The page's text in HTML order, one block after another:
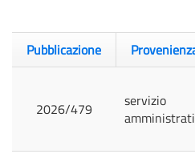
Pubblicazione
2026/479
servizio